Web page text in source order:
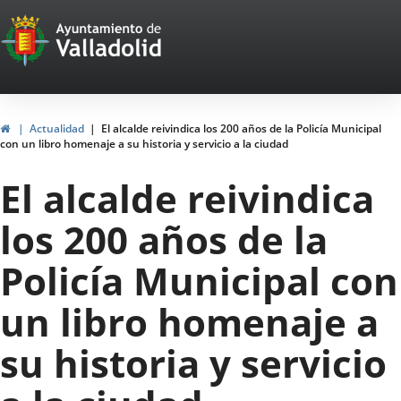
Portal
Web
del
Ayuntamiento
de
Valladolid
InicioActualidad
El alcalde reivindica los 200 años de la Policía Municipal
con un libro homenaje a su historia y servicio a la ciudad
El alcalde reivindica
los 200 años de la
Policía Municipal con
un libro homenaje a
su historia y servicio